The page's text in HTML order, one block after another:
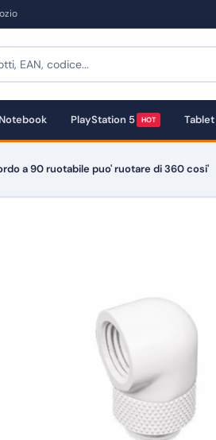
Notebook PlayStation 5 HOT Tablet
a 90 ruotabile puo' ruotare di 360 cosi'